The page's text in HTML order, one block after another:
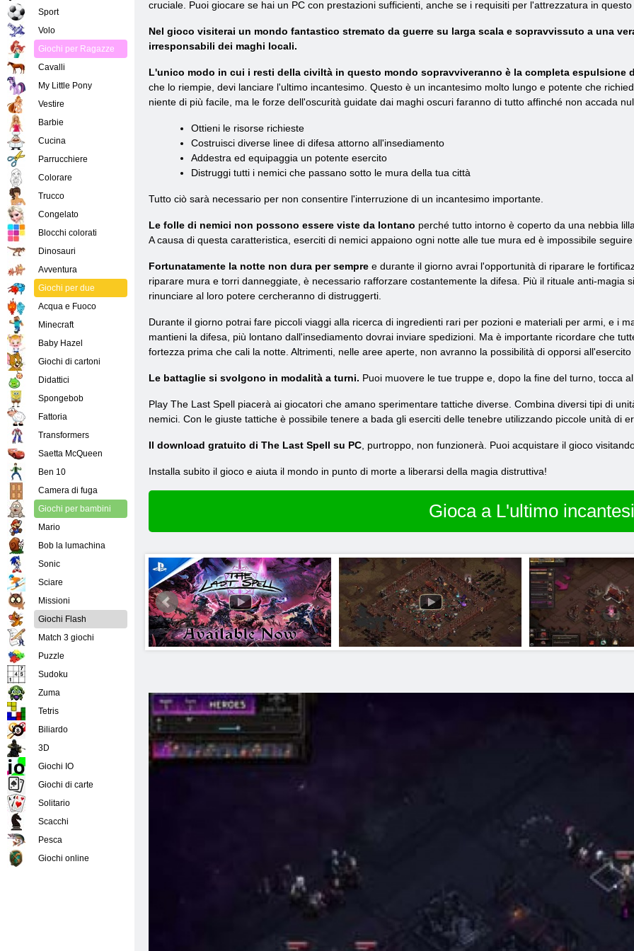
cruciale. Puoi giocare se hai un PC con prestazioni sufficienti, anche se i requisiti per l'attrezzatura in
Nel gioco visiterai un mondo fantastico stremato da guerre su larga scala e sopravvissuto a una
irresponsabili dei maghi locali.
L'unico modo in cui i resti della civiltà in questo mondo sopravviveranno è la completa espulsione
che lo riempie, devi lanciare l'ultimo incantesimo. Questo è un incantesimo molto lungo e potente che
niente di più facile, ma le forze dell'oscurità guidate dai maghi oscuri faranno di tutto affinché non accada
Ottieni le risorse richieste
Costruisci diverse linee di difesa attorno all'insediamento
Addestra ed equipaggia un potente esercito
Distruggi tutti i nemici che passano sotto le mura della tua città
Tutto ciò sarà necessario per non consentire l'interruzione di un incantesimo importante.
Le folle di nemici non possono essere viste da lontano perché tutto intorno è coperto da una nebbia
A causa di questa caratteristica, eserciti di nemici appaiono ogni notte alle tue mura ed è impossibile
Fortunatamente la notte non dura per sempre e durante il giorno avrai l'opportunità di riparare le
riparare mura e torri danneggiate, è necessario rafforzare costantemente la difesa. Più il rituale anti-magia
rinunciare al loro potere cercheranno di distruggerti.
Durante il giorno potrai fare piccoli viaggi alla ricerca di ingredienti rari per pozioni e materiali per armi, e i
mantieni la difesa, più lontano dall'insediamento dovrai inviare spedizioni. Ma è importante ricordare che
fortezza prima che cali la notte. Altrimenti, nelle aree aperte, non avranno la possibilità di opporsi
Le battaglie si svolgono in modalità a turni. Puoi muovere le tue truppe e, dopo la fine del turno, tocca
Play The Last Spell piacerà ai giocatori che amano sperimentare tattiche diverse. Combina diversi tipi di
nemici. Con le giuste tattiche è possibile tenere a bada gli eserciti delle tenebre utilizzando piccole unità di
Il download gratuito di The Last Spell su PC , purtroppo, non funzionerà. Puoi acquistare il gioco
Installa subito il gioco e aiuta il mondo in punto di morte a liberarsi della magia distruttiva!
Gioca a L'ultimo
Sport
Volo
Giochi per Ragazze
Cavalli
My Little Pony
Vestire
Barbie
Cucina
Parrucchiere
Colorare
Trucco
Congelato
Blocchi colorati
Dinosauri
Avventura
Giochi per due
Acqua e Fuoco
Minecraft
Baby Hazel
Giochi di cartoni
Didattici
Spongebob
Fattoria
Transformers
Saetta McQueen
Ben 10
Camera di fuga
Giochi per bambini
Mario
Bob la lumachina
Sonic
Sciare
Missioni
Giochi Flash
Match 3 giochi
Puzzle
Sudoku
Zuma
Tetris
Biliardo
3D
Giochi IO
Giochi di carte
Solitario
Scacchi
Pesca
Giochi online